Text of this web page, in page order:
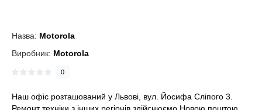
Назва: Motorola
Виробник: Motorola
0
Наш офіс розташований у Львові, вул. Йосифа Сліпого 3.